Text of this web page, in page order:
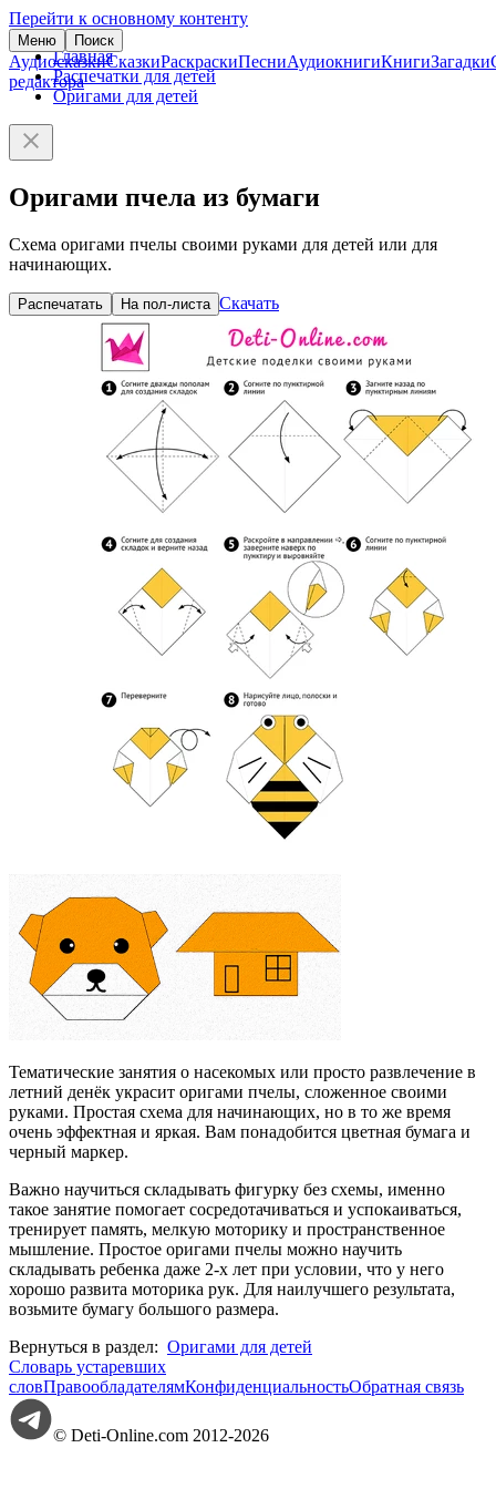
Перейти к основному контенту
Меню Поиск
АудиосказкиСказкиРаскраскиПесниАудиокнигиКнигиЗагадки
редактора
Главная
Распечатки для детей
Оригами для детей
Оригами пчела из бумаги
Схема оригами пчелы своими руками для детей или для
начинающих.
Распечатать На пол-листа Скачать
Тематические занятия о насекомых или просто развлечение в
летний денёк украсит оригами пчелы, сложенное своими
руками. Простая схема для начинающих, но в то же время
очень эффектная и яркая. Вам понадобится цветная бумага и
черный маркер.
Важно научиться складывать фигурку без схемы, именно
такое занятие помогает сосредотачиваться и успокаиваться,
тренирует память, мелкую моторику и пространственное
мышление. Простое оригами пчелы можно научить
складывать ребенка даже 2-х лет при условии, что у него
хорошо развита моторика рук. Для наилучшего результата,
возьмите бумагу большого размера.
Вернуться в раздел: Оригами для детей
Словарь устаревших
словПравообладателямКонфиденциальностьОбратная связь
© Deti-Online.com 2012-2026